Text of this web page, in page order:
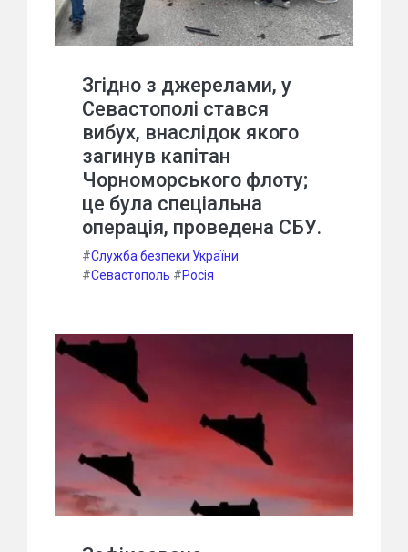
Згідно з джерелами, у
Севастополі стався
вибух, внаслідок якого
загинув капітан
Чорноморського флоту;
це була спеціальна
операція, проведена СБУ.
#Служба безпеки України
#Севастополь #Росія